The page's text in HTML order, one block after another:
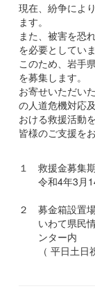
現在、紛争によ
ます。
また、被害を恐
を必要としていま
このため、岩手
を募集します。
お寄せいただい
の人道危機対応
おける救援活動
皆様のご支援を
１ 救援金募集
令和4年3月
２ 募金箱設置
いわて県民
ンター内
（ 平日土